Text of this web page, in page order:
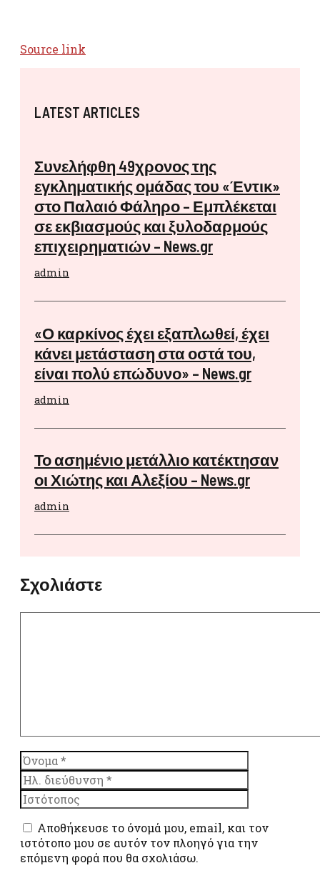
Source link
LATEST ARTICLES
Συνελήφθη 49χρονος της
εγκληματικής ομάδας του «Έντικ»
στο Παλαιό Φάληρο – Εμπλέκεται
σε εκβιασμούς και ξυλοδαρμούς
επιχειρηματιών – News.gr
admin
«Ο καρκίνος έχει εξαπλωθεί, έχει
κάνει μετάσταση στα οστά του,
είναι πολύ επώδυνο» – News.gr
admin
Το ασημένιο μετάλλιο κατέκτησαν
οι Χιώτης και Αλεξίου – News.gr
admin
Σχολιάστε
Όνομα
διεύθυνση
Αποθήκευσε το όνομά μου, email, και τον
ιστότοπο μου σε αυτόν τον πλοηγό για την
επόμενη φορά που θα σχολιάσω.